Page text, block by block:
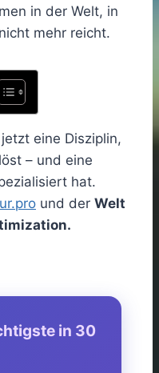
in der Welt, in
mehr reicht.
eine Disziplin,
– und eine
hat.
und der Welt
in 30